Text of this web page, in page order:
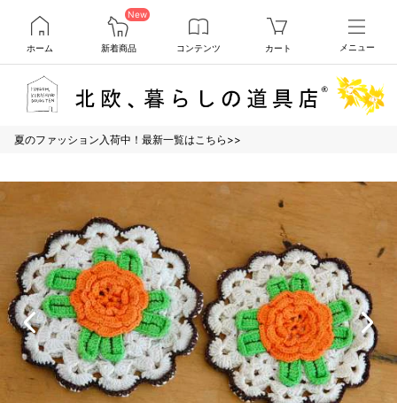
ホーム
New
新着商品 コンテンツ カート メニュー
夏のファッション入荷中！最新一覧はこちら>>